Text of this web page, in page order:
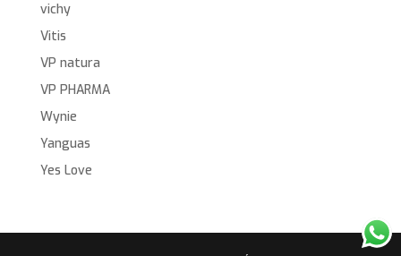
vichy
Vitis
VP natura
VP PHARMA
Wynie
Yanguas
Yes Love